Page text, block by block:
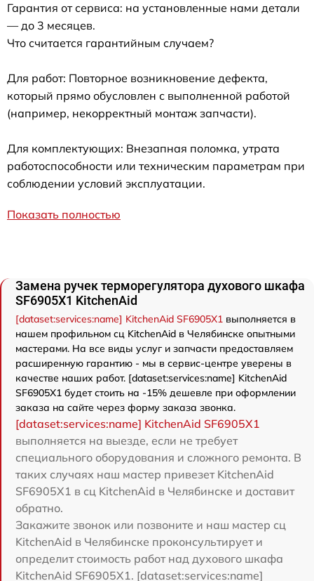
Гарантия от сервиса: на установленные нами детали
— до 3 месяцев.
Что считается гарантийным случаем?
Для работ: Повторное возникновение дефекта,
который прямо обусловлен с выполненной работой
(например, некорректный монтаж запчасти).
Для комплектующих: Внезапная поломка, утрата
работоспособности или техническим параметрам при
соблюдении условий эксплуатации.
Показать полностью
Замена ручек терморегулятора духового шкафа
SF6905X1 KitchenAid
[dataset:services:name] KitchenAid SF6905X1 выполняется в
нашем профильном сц KitchenAid в Челябинске опытными
мастерами. На все виды услуг и запчасти предоставляем
расширенную гарантию - мы в сервис-центре уверены в
качестве наших работ. [dataset:services:name] KitchenAid
SF6905X1 будет стоить на -15% дешевле при оформлении
заказа на сайте через форму заказа звонка.
[dataset:services:name] KitchenAid SF6905X1
выполняется на выезде, если не требует
специального оборудования и сложного ремонта. В
таких случаях наш мастер привезет KitchenAid
SF6905X1 в сц KitchenAid в Челябинске и доставит
обратно.
Закажите звонок или позвоните и наш мастер сц
KitchenAid в Челябинске проконсультирует и
определит стоимость работ над духового шкафа
KitchenAid SF6905X1. [dataset:services:name]